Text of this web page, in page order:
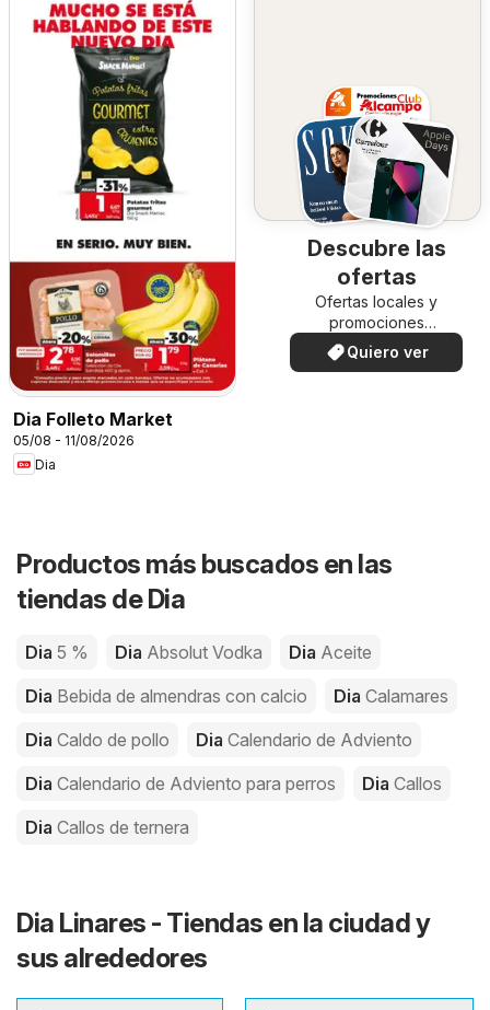
Dia Folleto Market
05/08 - 11/08/2026
Dia
Descubre las
ofertas
Ofertas locales y
promociones
especiales.
Quiero ver
Productos más buscados en las
tiendas de Dia
Dia 5 % Dia Absolut Vodka Dia Aceite
Dia Bebida de almendras con calcio Dia Calamares
Dia Caldo de pollo Dia Calendario de Adviento
Dia Calendario de Adviento para perros Dia Callos
Dia Callos de ternera
Dia Linares - Tiendas en la ciudad y
sus alrededores